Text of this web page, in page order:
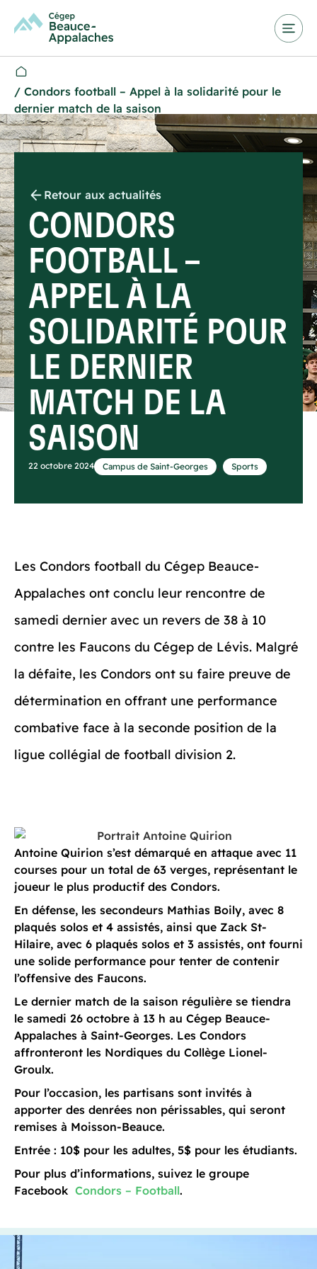
/ Condors football – Appel à la solidarité pour le
dernier match de la saison
Retour aux actualités
CONDORS
FOOTBALL –
APPEL À LA
SOLIDARITÉ POUR
LE DERNIER
MATCH DE LA
SAISON
22 octobre 2024 Campus de Saint-Georges , Sports
Les Condors football du Cégep Beauce-
Appalaches ont conclu leur rencontre de
samedi dernier avec un revers de 38 à 10
contre les Faucons du Cégep de Lévis. Malgré
la défaite, les Condors ont su faire preuve de
détermination en offrant une performance
combative face à la seconde position de la
ligue collégial de football division 2.
Antoine Quirion s’est démarqué en attaque avec 11
courses pour un total de 63 verges, représentant le
joueur le plus productif des Condors.
En défense, les secondeurs Mathias Boily, avec 8
plaqués solos et 4 assistés, ainsi que Zack St-
Hilaire, avec 6 plaqués solos et 3 assistés, ont fourni
une solide performance pour tenter de contenir
l’offensive des Faucons.
Le dernier match de la saison régulière se tiendra
le samedi 26 octobre à 13 h au Cégep Beauce-
Appalaches à Saint-Georges. Les Condors
affronteront les Nordiques du Collège Lionel-
Groulx.
Pour l’occasion, les partisans sont invités à
apporter des denrées non périssables, qui seront
remises à Moisson-Beauce.
Entrée : 10$ pour les adultes, 5$ pour les étudiants.
Pour plus d’informations, suivez le groupe
Facebook Condors – Football.